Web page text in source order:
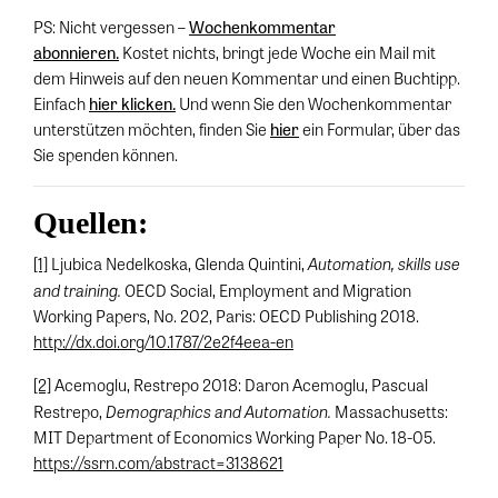
PS: Nicht vergessen –Wochenkommentar
abonnieren.Kostet nichts, bringt jede Woche ein Mail mit
dem Hinweis auf den neuen Kommentar und einen Buchtipp.
Einfachhier klicken.Und wenn Sie den Wochenkommentar
unterstützen möchten, finden Sie hierein Formular, über das
Sie spenden können.
Quellen:
[1]Ljubica Nedelkoska, Glenda Quintini,Automation, skills use
and training.OECD Social, Employment and Migration
Working Papers, No. 202, Paris: OECD Publishing 2018.
http://dx.doi.org/10.1787/2e2f4eea-en
[2]Acemoglu, Restrepo 2018: Daron Acemoglu, Pascual
Restrepo,Demographics and Automation. Massachusetts:
MIT Department of Economics Working Paper No. 18-05.
https://ssrn.com/abstract=3138621